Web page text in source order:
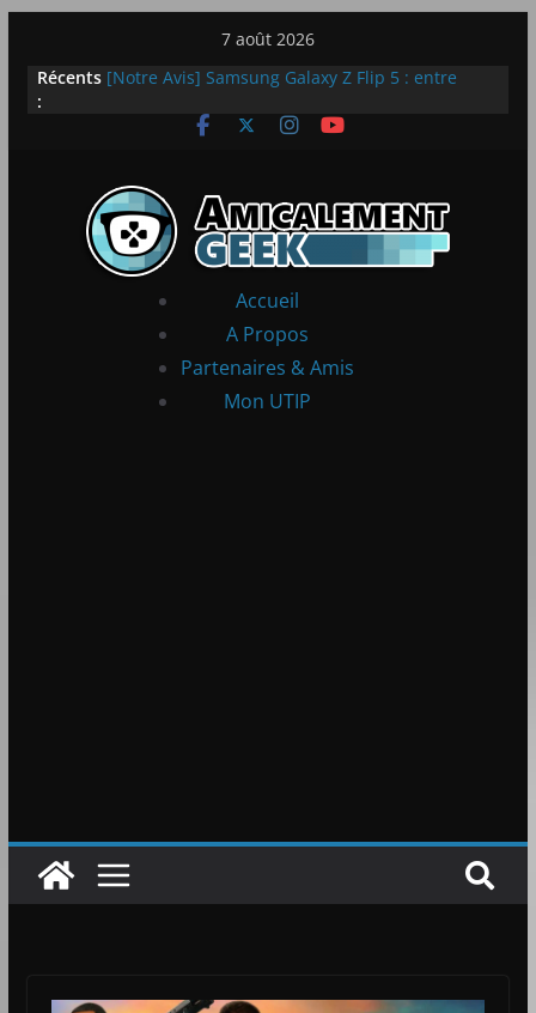
contenu
7 août 2026
Récents
:
LEGO dévoile la LEGO Technic McLaren P1
innovation et quotidien
[Notre Avis] Spy x Family: Code White
Accueil
A Propos
Partenaires & Amis
Mon UTIP